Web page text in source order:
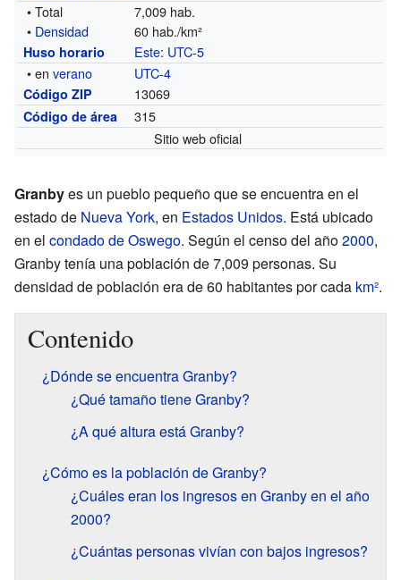
• Total
7,009 hab.
• Densidad 60 hab./km²
Huso horario Este: UTC-5
• enverano UTC-4
Código ZIP 13069
Código de área
315
Sitio web oficial
Granbyes un pueblo pequeño que se encuentra en el
estado de Nueva York, en Estados Unidos. Está ubicado
en el condado de Oswego. Según el censo del año2000,
Granby tenía una población de 7,009 personas. Su
densidad de población era de 60 habitantes por cada km².
Contenido
¿Dónde se encuentra Granby?
¿Qué tamaño tiene Granby?
¿A qué altura está Granby?
¿Cómo es la población de Granby?
¿Cuáles eran los ingresos en Granby en el año
2000?
¿Cuántas personas vivían con bajos ingresos?